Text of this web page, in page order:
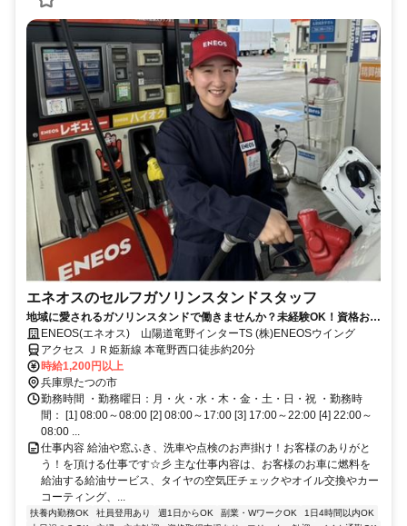
エネオスのセルフガソリンスタンドスタッフ
地域に愛されるガソリンスタンドで働きませんか？未経験OK！資格お持
ちの方是非お役立て下さい
ENEOS(エネオス) 山陽道竜野インターTS (株)ENEOSウイング
アクセス ＪＲ姫新線 本竜野西口徒歩約20分
時給1,200円以上
兵庫県たつの市
勤務時間 ・勤務曜日：月・火・水・木・金・土・日・祝 ・勤務時
間： [1] 08:00～08:00 [2] 08:00～17:00 [3] 17:00～22:00 [4] 22:00～
08:00 ...
仕事内容 給油や窓ふき、洗車や点検のお声掛け！お客様のありがと
う！を頂ける仕事です☆彡 主な仕事内容は、お客様のお車に燃料を
給油する給油サービス、タイヤの空気圧チェックやオイル交換やカー
コーティング、...
扶養内勤務OK 社員登用あり 週1日からOK 副業・WワークOK
1日4時間以内OK